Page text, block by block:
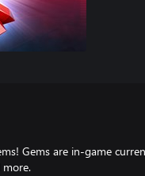
Gems are in-game
more.